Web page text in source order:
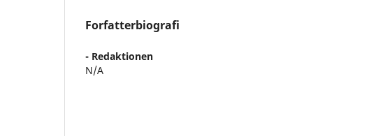
Forfatterbiografi
- Redaktionen
N/A